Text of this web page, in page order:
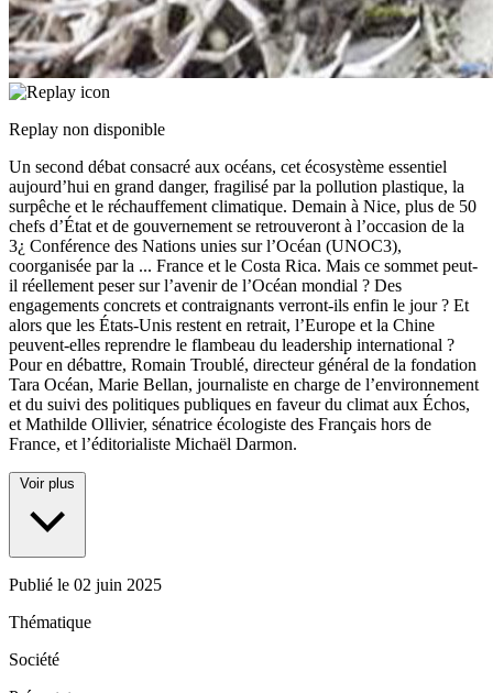
Replay non disponible
Un second débat consacré aux océans, cet écosystème essentiel
aujourd’hui en grand danger, fragilisé par la pollution plastique, la
surpêche et le réchauffement climatique. Demain à Nice, plus de 50
chefs d’État et de gouvernement se retrouveront à l’occasion de la
3¿ Conférence des Nations unies sur l’Océan (UNOC3),
coorganisée par la ... France et le Costa Rica. Mais ce sommet peut-
il réellement peser sur l’avenir de l’Océan mondial ? Des
engagements concrets et contraignants verront-ils enfin le jour ? Et
alors que les États-Unis restent en retrait, l’Europe et la Chine
peuvent-elles reprendre le flambeau du leadership international ?
Pour en débattre, Romain Troublé, directeur général de la fondation
Tara Océan, Marie Bellan, journaliste en charge de l’environnement
et du suivi des politiques publiques en faveur du climat aux Échos,
et Mathilde Ollivier, sénatrice écologiste des Français hors de
France, et l’éditorialiste Michaël Darmon.
Voir plus
Publié le 02 juin 2025
Thématique
Société